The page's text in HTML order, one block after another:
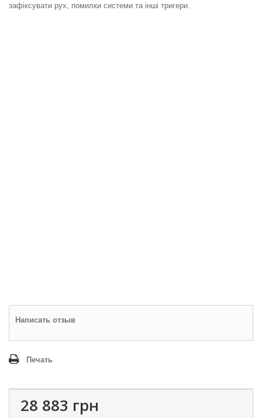
зафіксувати рух, помилки системи та інші тригери.
Написать отзыв
Печать
28 883 грн